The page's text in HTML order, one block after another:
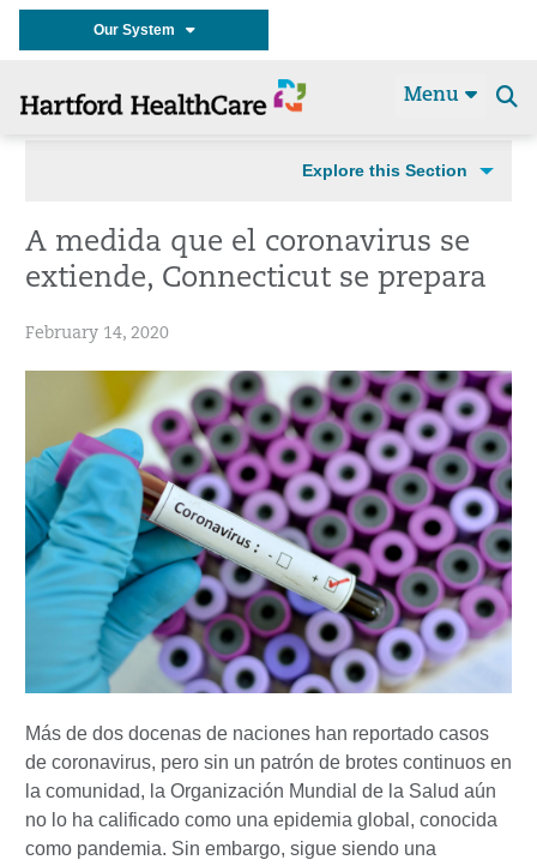
Our System
Menu
Explore this Section
A medida que el coronavirus se
extiende, Connecticut se prepara
February 14, 2020
Más de dos docenas de naciones han reportado casos
de coronavirus, pero sin un patrón de brotes continuos en
la comunidad, la Organización Mundial de la Salud aún
no lo ha calificado como una epidemia global, conocida
como pandemia. Sin embargo, sigue siendo una